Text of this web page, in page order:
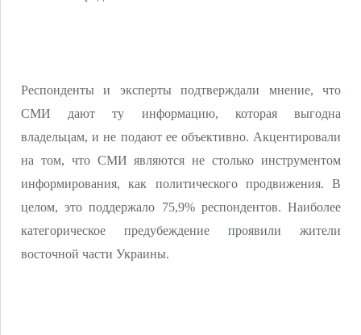
Респонденты и эксперты подтверждали мнение, что
СМИ дают ту информацию, которая выгодна
владельцам, и не подают ее объективно. Акцентировали
на том, что СМИ являются не столько инструментом
информирования, как политического продвижения. В
целом, это поддержало 75,9% респондентов. Наиболее
категорическое предубеждение проявили жители
восточной части Украины.